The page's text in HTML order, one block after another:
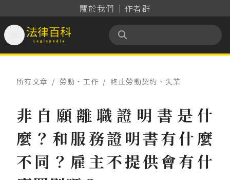
關於我們 作者群
法律百科 Legispedia
所有文章 / 勞動‧工作 / 終止勞動契約、失業
非自願離職證明書是什
麼？和服務證明書有什麼
不同？雇主不提供會有什